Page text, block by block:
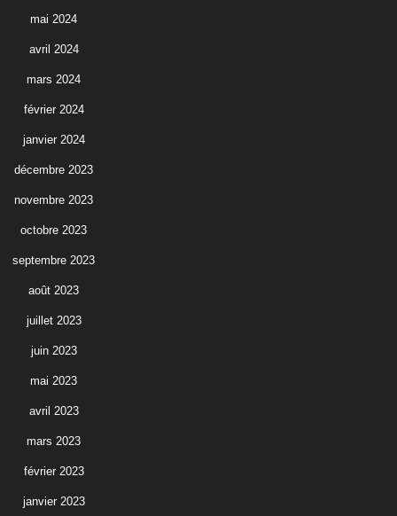
mai 2024
avril 2024
mars 2024
février 2024
janvier 2024
décembre 2023
novembre 2023
octobre 2023
septembre 2023
août 2023
juillet 2023
juin 2023
mai 2023
avril 2023
mars 2023
février 2023
janvier 2023